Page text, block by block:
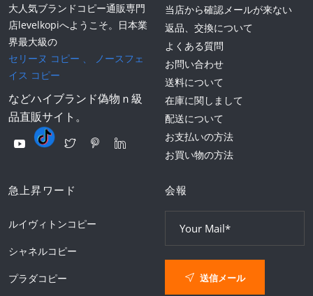
大人気ブランドコピー通販専門
店levelkopiへようこそ。日本業
界最大級の
セリーヌ コピー
ノースフェ
イス コピー
などハイブランド偽物ｎ級
品直販サイト。
当店から確認メールが来ない
返品、交換について
よくある質問
お問い合わせ
送料について
在庫に関しまして
配送について
お支払いの方法
お買い物の方法
急上昇ワード
ルイヴィトンコピー
シャネルコピー
プラダコピー
会報
送信メール